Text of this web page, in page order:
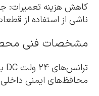
کاهش هزینه تعمیرات:
ناشی از استفاده از
مشخصات فنی
محافظ‌های ایمنی داخلی